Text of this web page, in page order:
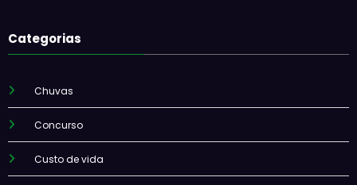
Categorias
Chuvas
Concurso
Custo de vida